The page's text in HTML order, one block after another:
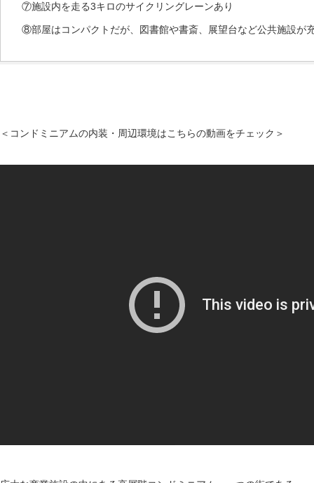
⑦施設内を走る3キロのサイクリングレーンあり
⑧部屋はコンパクトだが、図書館や書斎、展望台など公共施設が
＜コンドミニアムの内装・周辺環境はこちらの動画をチェック＞